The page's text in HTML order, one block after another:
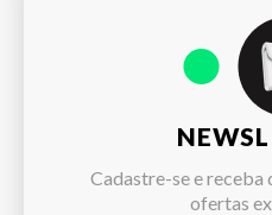
Cadastre-se e receba
ofertas